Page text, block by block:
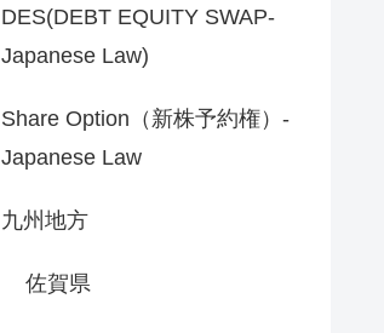
DES(DEBT EQUITY SWAP-
Japanese Law)
Share Option（新株予約権）-
Japanese Law
九州地方
佐賀県